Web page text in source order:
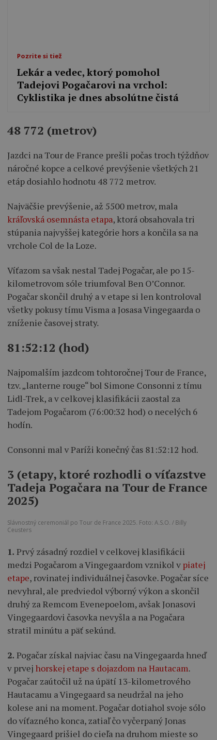
Pozrite si tiež
Lekár a vedec, ktorý pomohol
Tadejovi Pogačarovi na vrchol:
Cyklistika je dnes absolútne čistá
48 772 (metrov)
Jazdci na Tour de France prešli počas troch týždňov
náročné kopce a celkové prevýšenie všetkých 21
etáp dosiahlo hodnotu 48 772 metrov.
Najväčšie prevýšenie, až 5500 metrov, mala
kráľovská osemnásta etapa, ktorá obsahovala tri
stúpania najvyššej kategórie hors a končila sa na
vrchole Col de la Loze.
Víťazom sa však nestal Tadej Pogačar, ale po 15-
kilometrovom sóle triumfoval Ben O’Connor.
Pogačar skončil druhý a v etape si len kontroloval
všetky pokusy tímu Visma a Josasa Vingegaarda o
zníženie časovej straty.
81:52:12 (hod)
Najpomalším jazdcom tohtoročnej Tour de France,
tzv. „lanterne rouge“ bol Simone Consonni z tímu
Lidl-Trek, a v celkovej klasifikácii zaostal za
Tadejom Pogačarom (76:00:32 hod) o necelých 6
hodín.
Consonni mal v Paríži konečný čas 81:52:12 hod.
3 (etapy, ktoré rozhodli o víťazstve
Tadeja Pogačara na Tour de France
2025)
Slávnostný ceremoniál po Tour de France 2025. Foto: A.S.O. / Billy
Ceusters
1. Prvý zásadný rozdiel v celkovej klasifikácii
medzi Pogačarom a Vingegaardom vznikol v piatej
etape, rovinatej individuálnej časovke. Pogačar síce
nevyhral, ale predviedol výborný výkon a skončil
druhý za Remcom Evenepoelom, avšak Jonasovi
Vingegaardovi časovka nevyšla a na Pogačara
stratil minútu a päť sekúnd.
2. Pogačar získal najviac času na Vingegaarda hneď
v prvej horskej etape s dojazdom na Hautacam.
Pogačar zaútočil už na úpätí 13-kilometrového
Hautacamu a Vingegaard sa neudržal na jeho
kolese ani na moment. Pogačar dotiahol svoje sólo
do víťazného konca, zatiaľ čo vyčerpaný Jonas
Vingegaard prišiel do cieľa na druhom mieste so